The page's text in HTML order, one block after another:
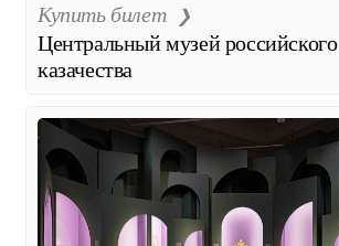
Купить билет
Центральный музей российского
казачества